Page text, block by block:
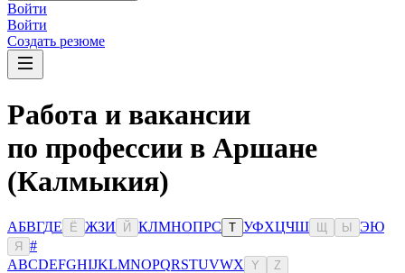
Войти
Войти
Создать резюме
Работа и вакансии
по профессии в Аршане
(Калмыкия)
АБВГДЕ Ё ЖЗИ Й КЛМНОПРС Т УФХЦЧШ Ы ЭЮ
Я
#
ABCDEFGHIJKLMNOPQRSTUVWX Y Z